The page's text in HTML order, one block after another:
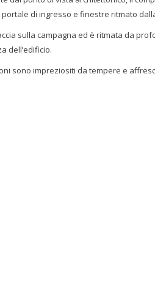
di ingresso e finestre ritmato
sulla campagna ed è ritmata da
dell’edificio.
sono impreziositi da tempere e